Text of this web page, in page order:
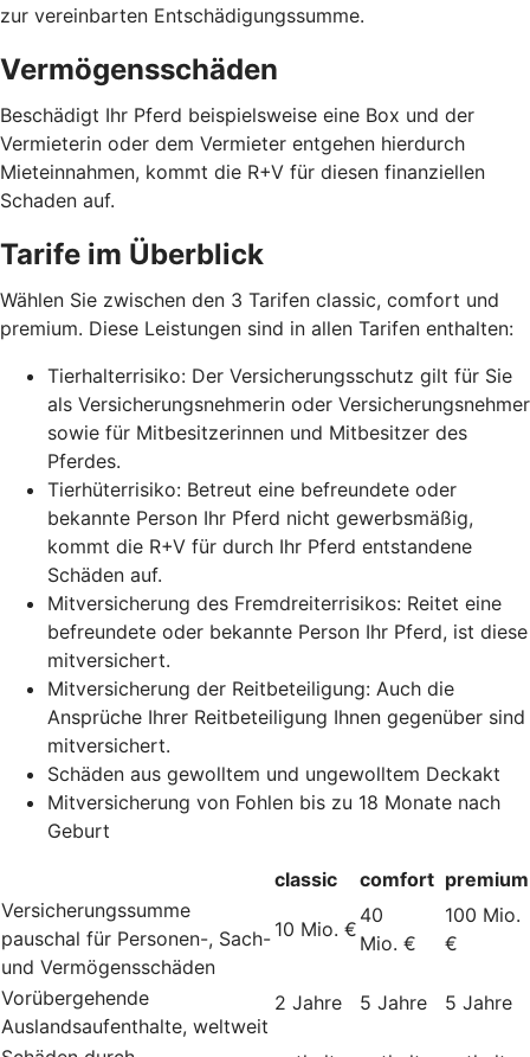
zur vereinbarten Entschädigungssumme.
Vermögensschäden
Beschädigt Ihr Pferd beispielsweise eine Box und der
Vermieterin oder dem Vermieter entgehen hierdurch
Mieteinnahmen, kommt die R+V für diesen finanziellen
Schaden auf.
Tarife im Überblick
Wählen Sie zwischen den 3 Tarifen classic, comfort und
premium. Diese Leistungen sind in allen Tarifen enthalten:
Tierhalterrisiko: Der Versicherungsschutz gilt für Sie
als Versicherungsnehmerin oder Versicherungsnehmer
sowie für Mitbesitzerinnen und Mitbesitzer des
Pferdes.
Tierhüterrisiko: Betreut eine befreundete oder
bekannte Person Ihr Pferd nicht gewerbsmäßig,
kommt die R+V für durch Ihr Pferd entstandene
Schäden auf.
Mitversicherung des Fremdreiterrisikos: Reitet eine
befreundete oder bekannte Person Ihr Pferd, ist diese
mitversichert.
Mitversicherung der Reitbeteiligung: Auch die
Ansprüche Ihrer Reitbeteiligung Ihnen gegenüber sind
mitversichert.
Schäden aus gewolltem und ungewolltem Deckakt
Mitversicherung von Fohlen bis zu 18 Monate nach
Geburt
classic comfort premium
Versicherungssumme
pauschal für Personen-, Sach-
und Vermögensschäden
10 Mio. €
40
Mio. €
100 Mio.
€
Vorübergehende
Auslandsaufenthalte, weltweit
2 Jahre 5 Jahre 5 Jahre